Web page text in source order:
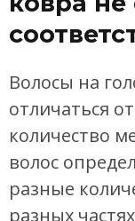
Волосы на
отличаться
количество
волос
разные
разных